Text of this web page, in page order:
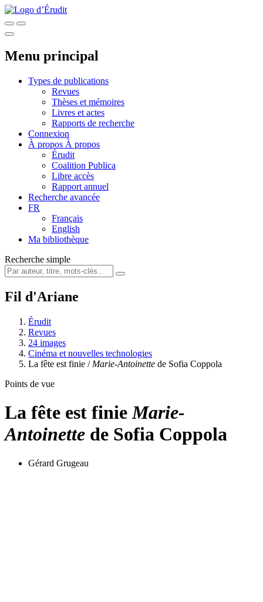
Menu principal
Types de publications
Revues
Thèses et mémoires
Livres et actes
Rapports de recherche
Connexion
À propos À propos
Érudit
Coalition Publica
Libre accès
Rapport annuel
Recherche avancée
FR
Français
English
Ma bibliothèque
Recherche simple
Fil d'Ariane
Érudit
Revues
24 images
Cinéma et nouvelles technologies
La fête est finie / Marie-Antoinette de Sofia Coppola
Points de vue
La fête est finie Marie-
Antoinette de Sofia Coppola
Gérard Grugeau